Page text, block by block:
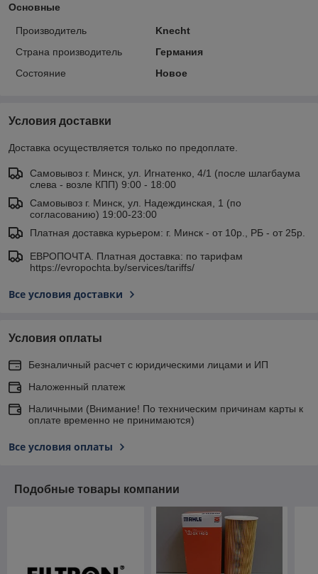
Основные
Производитель
Knecht
Страна производитель
Германия
Состояние
Новое
Условия доставки
Доставка осуществляется только по предоплате.
Самовывоз г. Минск, ул. Игнатенко, 4/1 (после шлагбаума
слева - возле КПП) 9:00 - 18:00
Самовывоз г. Минск, ул. Надеждинская, 1 (по
согласованию) 19:00-23:00
Платная доставка курьером: г. Минск - от 10р., РБ - от 25р.
ЕВРОПОЧТА. Платная доставка: по тарифам
https://evropochta.by/services/tariffs/
Все условия доставки
Условия оплаты
Безналичный расчет с юридическими лицами и ИП
Наложенный платеж
Наличными (Внимание! По техническим причинам карты к
оплате временно не принимаются)
Все условия оплаты
Подобные товары компании